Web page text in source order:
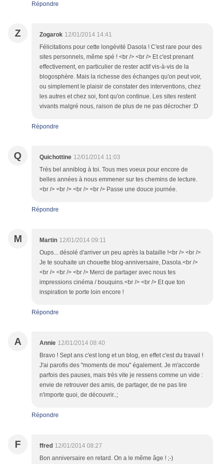
Répondre
Z Zogarok 12/01/2014 14:41
Félicitations pour cette longévité Dasola ! C'est rare pour des
sites personnels, même spé ! <br /> <br /> Et c'est prenant
effectivement, en particulier de rester actif vis-à-vis de la
blogosphère. Mais la richesse des échanges qu'on peut voir,
ou simplement le plaisir de constater des interventions, chez
les autres et chez soi, font qu'on continue. Les sites restent
vivants malgré nous, raison de plus de ne pas décrocher :D
Répondre
Q Quichottine 12/01/2014 11:03
Très bel anniblog à toi. Tous mes voeux pour encore de
belles années à nous emmener sur tes chemins de lecture.
<br /> <br /> <br /> <br /> Passe une douce journée.
Répondre
M Martin 12/01/2014 09:11
Oups... désolé d'arriver un peu après la bataille !<br /> <br />
Je te souhaite un chouette blog-anniversaire, Dasola.<br />
<br /> <br /> <br /> Merci de partager avec nous tes
impressions cinéma / bouquins.<br /> <br /> Et que ton
inspiration te porte loin encore !
Répondre
A Annie 12/01/2014 08:40
Bravo ! Sept ans c'est long et un blog, en effet c'est du travail !
J'ai parofis des "moments de mou" également. Je m'accorde
parfois des pauses, mais très vite je ressens comme un vide :
envie de retrouver des amis, de partager, de ne pas lire
n'importe quoi, de découvrir..;
Répondre
F ffred 12/01/2014 08:27
Bon anniversaire en retard. On a le même âge ! ;-)